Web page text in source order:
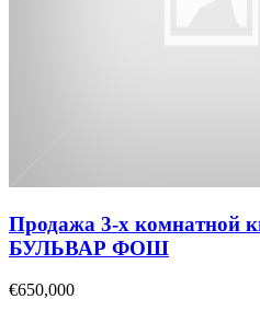
Продажа 3-х комнатной
БУЛЬВАР ФОШ
€650,000